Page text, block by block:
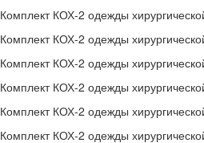
Комплект КОХ-2 одежды
Комплект КОХ-2 одежды
Комплект КОХ-2 одежды
Комплект КОХ-2 одежды
Комплект КОХ-2 одежды
Комплект КОХ-2 одежды